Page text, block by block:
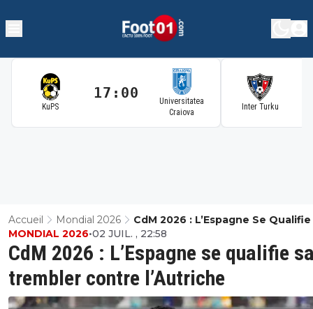
KuPS
17:00
Universitatea
Craiova
Inter Turku
Accueil Mondial 2026
CdM 2026 : L’Espagne Se
Trembler Contre L’Autriche
CdM 2026 : L’Espagne se qualifie
trembler contre l’Autriche
MONDIAL 2026•02 JUIL. , 22:58